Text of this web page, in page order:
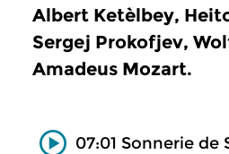
Albert Ketèlbey,
Sergej Prokofjev,
Amadeus Mozart.
07:01 Sonnerie de